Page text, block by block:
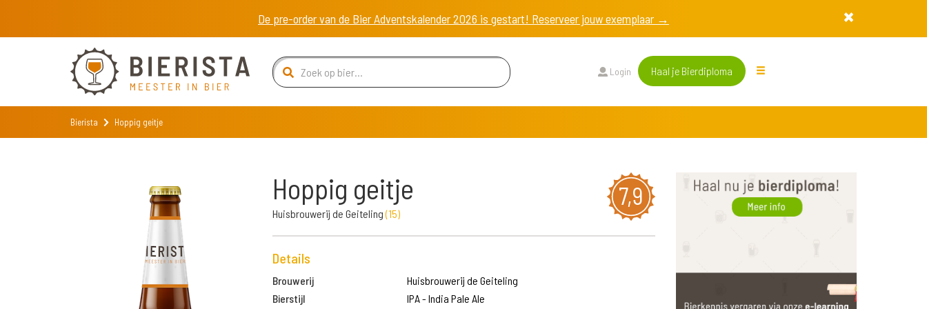
De pre-order van de Bier Adventskalender 2026 is gestart! Reserveer jouw exemplaar →
Login Haal je Bierdiploma
Bierista Hoppig geitje
7,9
Hoppig geitje
Huisbrouwerij de Geiteling(15)
Details
Brouwerij
Huisbrouwerij de Geiteling
Bierstijl
IPA - India Pale Ale